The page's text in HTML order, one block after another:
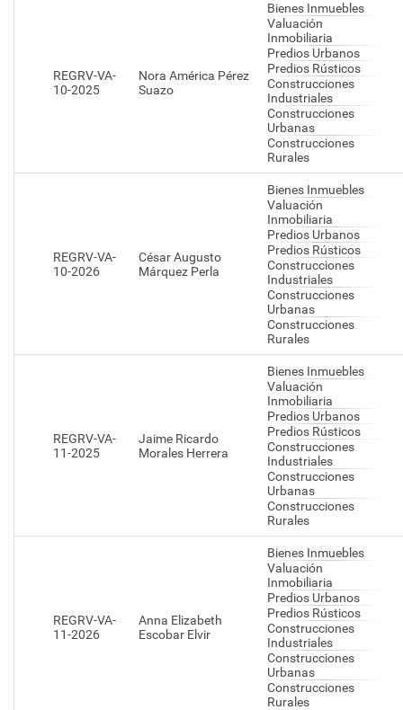
REGRV-VA-
10-2025
Nora América Pérez
Suazo
Bienes Inmuebles
Valuación
Inmobiliaria
Predios Urbanos
Predios Rústicos
Construcciones
Industriales
Construcciones
Urbanas
Construcciones
Rurales
REGRV-VA-
10-2026
César Augusto
Márquez Perla
Bienes Inmuebles
Valuación
Inmobiliaria
Predios Urbanos
Predios Rústicos
Construcciones
Industriales
Construcciones
Urbanas
Construcciones
Rurales
REGRV-VA-
11-2025
Jaime Ricardo
Morales Herrera
Bienes Inmuebles
Valuación
Inmobiliaria
Predios Urbanos
Predios Rústicos
Construcciones
Industriales
Construcciones
Urbanas
Construcciones
Rurales
REGRV-VA-
11-2026
Anna Elizabeth
Escobar Elvir
Bienes Inmuebles
Valuación
Inmobiliaria
Predios Urbanos
Predios Rústicos
Construcciones
Industriales
Construcciones
Urbanas
Construcciones
Rurales